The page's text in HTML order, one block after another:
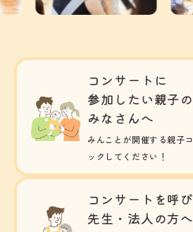
コンサートに
参加したい親子の
みなさんへ
みんことが開催する親子
ックしてください！
コンサートを呼
先生・法人の方へ